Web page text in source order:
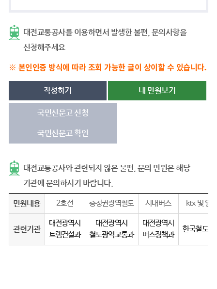
대전교통공사를 이용하면서 발생한 불편, 문의사항을
신청해주세요
※ 본인인증 방식에 따라 조회 가능한 글이 상이할 수 있습니다.
작성하기 내 민원보기
국민신문고 신청
국민신문고 확인
대전교통공사와 관련되지 않은 불편, 문의 민원은 해당
기관에 문의하시기 바랍니다.
민원내용 2호선 충청권광역철도 시내버스 ktx 및 열
관련기관
대전광역시
트램건설과
대전광역시
철도광역교통과
대전광역시
버스정책과
한국철도공